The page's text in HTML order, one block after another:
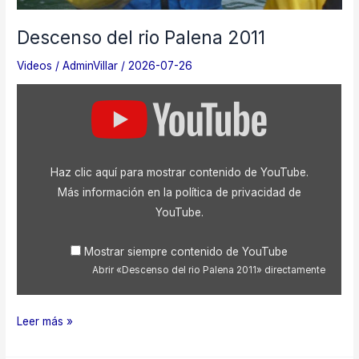
Descenso del rio Palena 2011
Videos /AdminVillar /2026-07-26
«Descenso
desde
YouTube
Haz clic aquí para mostrar contenido de YouTube.
Más información en la política de privacidad de
YouTube.
Mostrar siempre contenido de YouTube
Abrir «Descenso del rio Palena 2011» directamente
Descenso
Leer más »